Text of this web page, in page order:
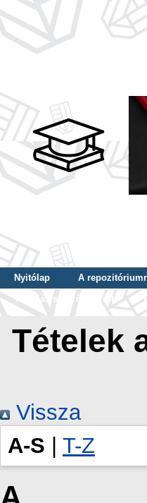
Nyitólap A
Tallózás szerző szerint
Tételek
Vissza
A-S
T-Z